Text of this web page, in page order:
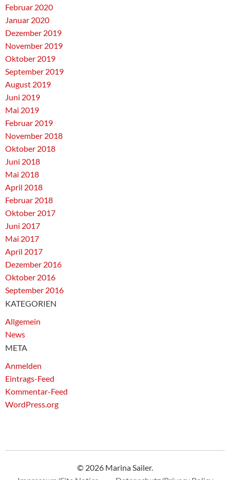
Februar 2020
Januar 2020
Dezember 2019
November 2019
Oktober 2019
September 2019
August 2019
Juni 2019
Mai 2019
Februar 2019
November 2018
Oktober 2018
Juni 2018
Mai 2018
April 2018
Februar 2018
Oktober 2017
Juni 2017
Mai 2017
April 2017
Dezember 2016
Oktober 2016
September 2016
KATEGORIEN
Allgemein
News
META
Anmelden
Eintrags-Feed
Kommentar-Feed
WordPress.org
© 2026 Marina Sailer.